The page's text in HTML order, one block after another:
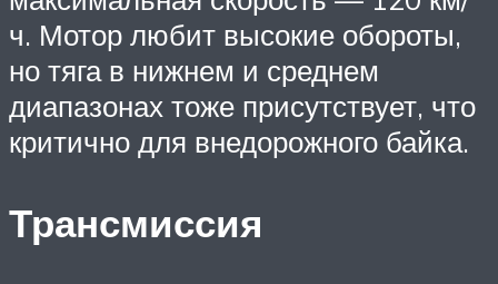
ч. Мотор любит высокие обороты,
но тяга в нижнем и среднем
диапазонах тоже присутствует, что
критично для внедорожного байка.
Трансмиссия